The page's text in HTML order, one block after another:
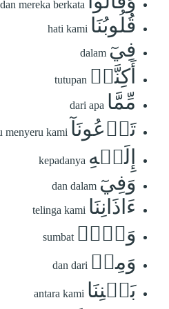
dan mereka berkata
قُلُوبُنَا hati kami
فِيٓ dalam
أَكِنَّةٖ tutupan
مِّمَّا dari apa
تَدۡعُونَآ menyeru kami
إِلَيۡهِ kepadanya
وَفِيٓ dan dalam
ءَاذَانِنَا telinga kami
وَقۡرٞ sumbat
وَمِنۢ dan dari
بَيۡنِنَا antara kami